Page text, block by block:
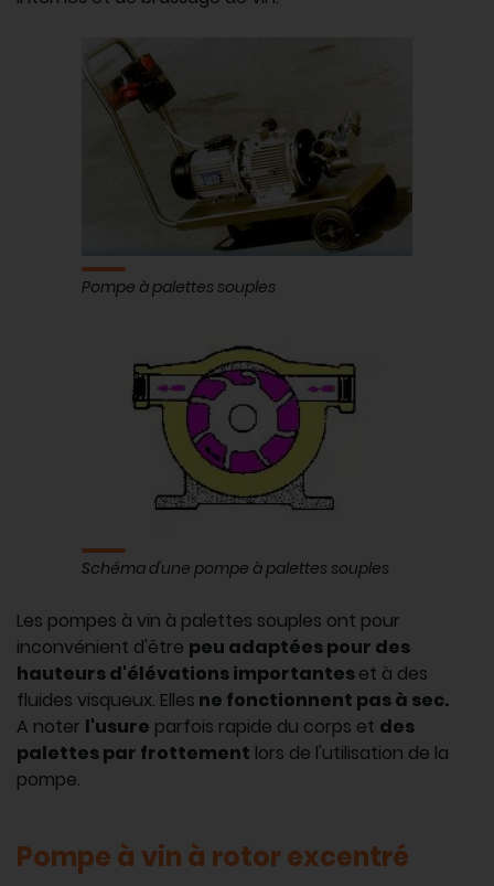
Pompe à palettes souples
Schéma d'une pompe à palettes souples
Les pompes à vin à palettes souples ont pour
inconvénient d'être peu adaptées pour des
hauteurs d'élévations importanteset à des
fluides visqueux. Elles ne fonctionnent pas à sec.
A noter l'usure parfois rapide du corps et des
palettes par frottement lors de l'utilisation de la
pompe.
Pompe à vin à rotor excentré